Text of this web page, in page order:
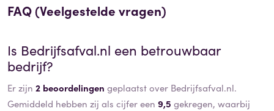
FAQ (Veelgestelde vragen)
Is Bedrijfsafval.nl een betrouwbaar
bedrijf?
Er zijn 2 beoordelingen geplaatst over Bedrijfsafval.nl.
Gemiddeld hebben zij als cijfer een 9,5 gekregen, waarbij